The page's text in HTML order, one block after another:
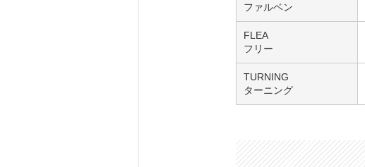
ファルベン
FLEA
フリー
TURNING
ターニング